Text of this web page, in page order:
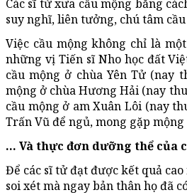
Các sĩ tử xưa cầu mộng bằng
suy nghĩ, liên tưởng, chú tâm
Việc cầu mộng không chỉ là
những vị Tiến sĩ Nho học đất
cầu mộng ở chùa Yên Tử (nay
mộng ở chùa Hương Hải (nay
cầu mộng ở am Xuân Lôi (nay
Trấn Vũ để ngủ, mong gặp mộng
… Và thực đơn dưỡng thể của
Để các sĩ tử đạt được kết quả
soi xét mà ngay bản thân họ đã